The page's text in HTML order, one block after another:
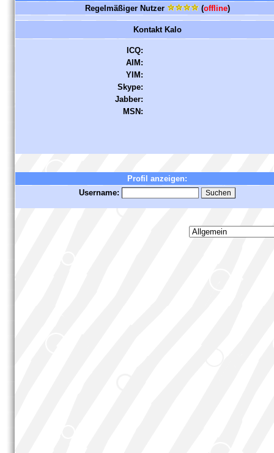
Regelmäßiger Nutzer
(offline)
Kontakt Kalo
ICQ:
AIM:
YIM:
Skype:
Jabber:
MSN:
Profil anzeigen:
Username: